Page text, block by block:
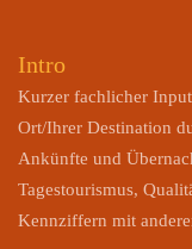
Intro
Kurzer fachlicher
Ort/Ihrer Destination
Ankünfte und
Tagestourismus,
Kennziffern mit